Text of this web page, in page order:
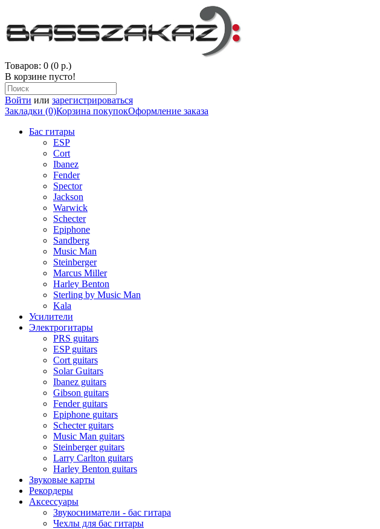
Товаров: 0 (0 р.)
В корзине пусто!
Войти или зарегистрироваться
Закладки (0)Корзина покупокОформление заказа
Бас гитары
ESP
Cort
Ibanez
Fender
Spector
Jackson
Warwick
Schecter
Epiphone
Sandberg
Music Man
Steinberger
Marcus Miller
Harley Benton
Sterling by Music Man
Kala
Усилители
Электрогитары
PRS guitars
ESP guitars
Cort guitars
Solar Guitars
Ibanez guitars
Gibson guitars
Fender guitars
Epiphone guitars
Schecter guitars
Music Man guitars
Steinberger guitars
Larry Carlton guitars
Harley Benton guitars
Звуковые карты
Рекордеры
Аксессуары
Звукосниматели - бас гитара
Чехлы для бас гитары